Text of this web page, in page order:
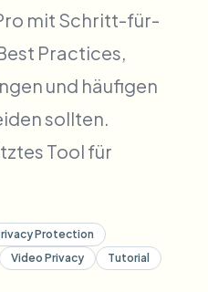
Überprüfung
mit Schritt-für-
Practices,
und häufigen
sollten.
Tool für
Protection
Video Privacy Tutorial